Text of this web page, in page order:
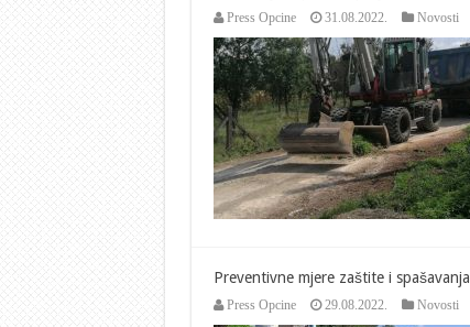
Press Opcine 31.08.2022. Novosti
Preventivne mjere zaštite i spašavanja
Press Opcine 29.08.2022. Novosti